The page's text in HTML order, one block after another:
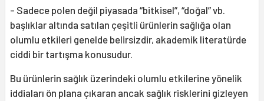
- Sadece polen değil piyasada “bitkisel”, “doğal” vb.
başlıklar altında satılan çeşitli ürünlerin sağlığa olan
olumlu etkileri genelde belirsizdir, akademik literatürde
ciddi bir tartışma konusudur.
Bu ürünlerin sağlık üzerindeki olumlu etkilerine yönelik
iddiaları ön plana çıkaran ancak sağlık risklerini gizleyen